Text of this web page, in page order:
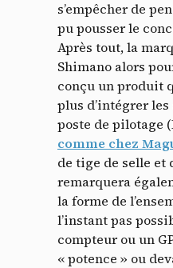
s’empêcher de
pu pousser le
Après tout, la
Shimano alors
conçu un produit
plus d’intégrer
poste de pilotage
comme chez
de tige de selle et
remarquera
la forme de
l’instant pas
compteur ou un
« potence » ou